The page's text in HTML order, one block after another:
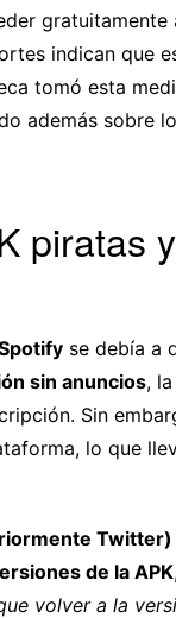
gratuitamente
indican que
tomó esta
además sobre
piratas
se debía a
sin anuncios,
Sin
lo que
Twitter)
de la APK
volver a la